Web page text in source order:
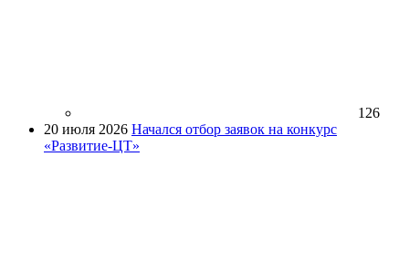
126
20 июля 2026 Начался отбор заявок на конкурс
«Развитие-ЦТ»